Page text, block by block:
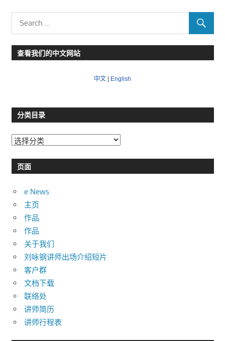
查看我们的中文网站
中文 | English
分类目录
分
目页面
e News
主页
作品
作品
关于我们
刘咏钢讲师出场介绍短片
客户群
文档下载
联络处
讲师简历
讲师行程表